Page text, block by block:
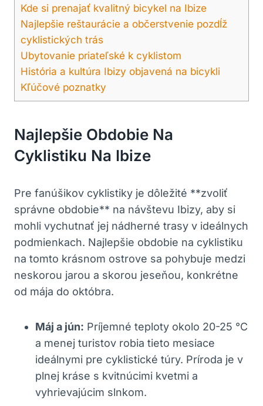
Kde si prenajať kvalitný bicykel na Ibize
Najlepšie reštaurácie a občerstvenie pozdĺž
cyklistických trás
Ubytovanie priateľské k cyklistom
História a kultúra Ibizy objavená na bicykli
Kľúčové poznatky
Najlepšie Obdobie Na
Cyklistiku Na Ibize
Pre fanúšikov cyklistiky je dôležité **zvoliť
správne obdobie** na návštevu Ibizy, aby si
mohli vychutnať jej nádherné trasy v ideálnych
podmienkach. Najlepšie obdobie na cyklistiku
na tomto krásnom ostrove sa pohybuje medzi
neskorou jarou a skorou jeseňou, konkrétne
od mája do októbra.
Máj a jún: Príjemné teploty okolo 20-25 °C
a menej turistov robia tieto mesiace
ideálnymi pre cyklistické túry. Príroda je v
plnej kráse s kvitnúcimi kvetmi a
vyhrievajúcim slnkom.